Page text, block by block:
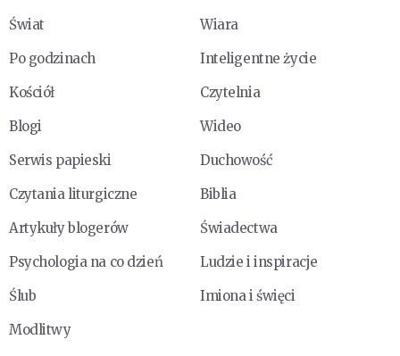
Świat
Wiara
Po godzinach
Inteligentne życie
Kościół
Czytelnia
Blogi
Wideo
Serwis papieski
Duchowość
Czytania liturgiczne
Biblia
Artykuły blogerów
Świadectwa
Psychologia na co dzień
Ludzie i inspiracje
Ślub
Imiona i święci
Modlitwy